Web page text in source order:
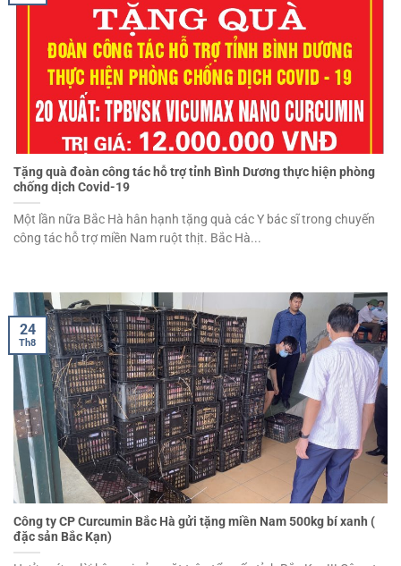
Tặng quà đoàn công tác hỗ trợ tỉnh Bình Dương thực hiện phòng
chống dịch Covid-19
Một lần nữa Bắc Hà hân hạnh tặng quà các Y bác sĩ trong chuyến
công tác hỗ trợ miền Nam ruột thịt. Bắc Hà...
Công ty CP Curcumin Bắc Hà gửi tặng miền Nam 500kg bí xanh (
đặc sản Bắc Kạn)
24
Th8